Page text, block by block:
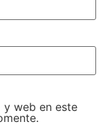
y web en este